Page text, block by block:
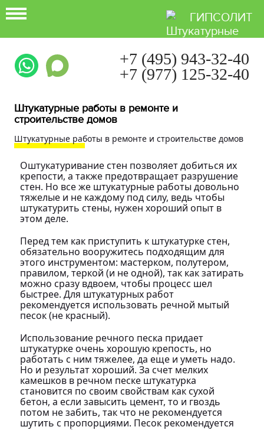
ГИПСОЛИТ
+7 (495) 943-32-40
+7 (977) 125-32-40
Штукатурные работы в ремонте и
строительстве домов
Штукатурные работы в ремонте и строительстве домов
Оштукатуривание стен позволяет добиться их
крепости, а также предотвращает разрушение
стен. Но все же штукатурные работы довольно
тяжелые и не каждому под силу, ведь чтобы
штукатурить стены, нужен хороший опыт в
этом деле.
Перед тем как приступить к штукатурке стен,
обязательно вооружитесь подходящим для
этого инструментом: мастерком, полутером,
правилом, теркой (и не одной), так как затирать
можно сразу вдвоем, чтобы процесс шел
быстрее. Для штукатурных работ
рекомендуется использовать речной мытый
песок (не красный).
Использование речного песка придает
штукатурке очень хорошую крепость, но
работать с ним тяжелее, да еще и уметь надо.
Но и результат хороший. За счет мелких
камешков в речном песке штукатурка
становится по своим свойствам как сухой
бетон, а если завысить цемент, то и гвоздь
потом не забить, так что не рекомендуется
шутить с пропорциями. Песок рекомендуется